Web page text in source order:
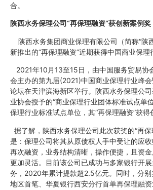
合。
陕西水务保理公司“再保理融资”获创新案例奖
陕西水务集团商业保理有限公司（简称“陕
新推出的“再保理融资”近期获得中国商业保理
2021年10月13至15日，由中国服务贸易协
会主办的第九届(2021)中国商业保理行业峰
论坛在天津滨海新区举行。陕西水务保理公
业协会授予的“商业保理行业团体标准试点单
保理行业标准试点单位，其“再保理融资”获得
据了解，陕西水务保理公司此次获奖的“再
是：保理公司将其从原债权人手中受让的应
再次融资，业务结构清晰，操作便捷，且资
更加灵活。目前该公司已成功与多家银行开
务，2020年累计提款超2.5亿元。同时，分
地区首笔、华夏银行西安分行首单再保理融资